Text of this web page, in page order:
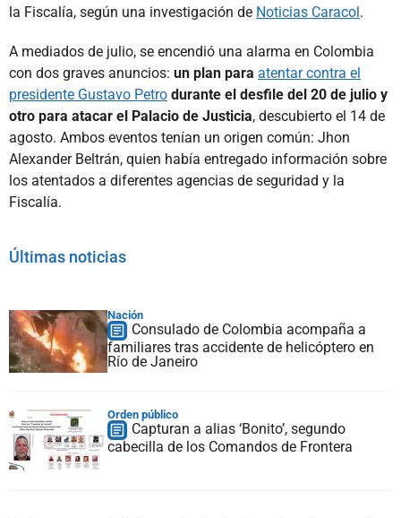
la Fiscalía, según una investigación de Noticias Caracol.
A mediados de julio, se encendió una alarma en Colombia
con dos graves anuncios: un plan para atentar contra el
presidente Gustavo Petro durante el desfile del 20 de julio y
otro para atacar el Palacio de Justicia, descubierto el 14 de
agosto. Ambos eventos tenían un origen común: Jhon
Alexander Beltrán, quien había entregado información sobre
los atentados a diferentes agencias de seguridad y la
Fiscalía.
Últimas noticias
Nación
Consulado de Colombia acompaña a
familiares tras accidente de helicóptero en
Río de Janeiro
Orden público
Capturan a alias ‘Bonito’, segundo
cabecilla de los Comandos de Frontera